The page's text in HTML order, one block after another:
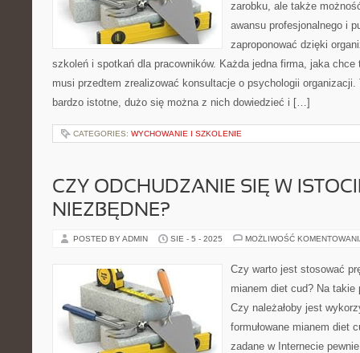
zarobku, ale także
awansu profesjonalnego i
zaproponować dzięki
szkoleń i spotkań dla pracowników. Każda jedna firma, jaka
musi przedtem zrealizować konsultacje o psychologii
bardzo istotne, dużo się można z nich dowiedzieć i […]
CATEGORIES: WYCHOWANIE I SZKOLENIE
CZY ODCHUDZANIE SIĘ W
NIEZBĘDNE?
POSTED BY ADMIN SIE - 5 - 2025 MOŻLIWOŚĆ
Czy warto jest stosować
mianem diet cud? Na
Czy należałoby jest
formułowane mianem diet
zadane w Internecie